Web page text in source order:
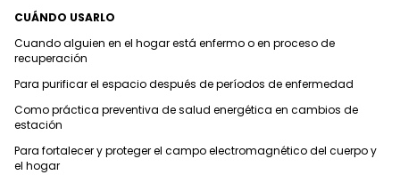
CUÁNDO USARLO
Cuando alguien en el hogar está enfermo o en proceso de
recuperación
Para purificar el espacio después de períodos de enfermedad
Como práctica preventiva de salud energética en cambios de
estación
Para fortalecer y proteger el campo electromagnético del cuerpo y
el hogar